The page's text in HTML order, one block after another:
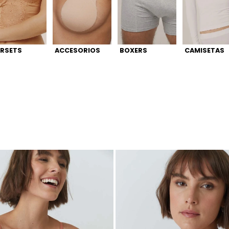
ACCESORIOS BOXERS CAMISETAS